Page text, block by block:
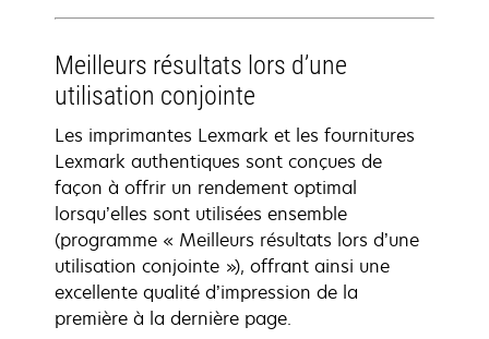
Meilleurs résultats lors d’une
utilisation conjointe
Les imprimantes Lexmark et les fournitures
Lexmark authentiques sont conçues de
façon à offrir un rendement optimal
lorsqu’elles sont utilisées ensemble
(programme « Meilleurs résultats lors d’une
utilisation conjointe »), offrant ainsi une
excellente qualité d’impression de la
première à la dernière page.